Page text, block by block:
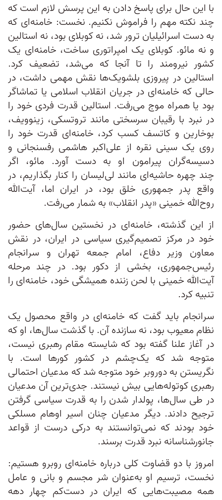
با این حال برای پاسخ دادن به این پرسش لازم است که
چند نکته مهم را فراموش نکنیم. نخست: خامنه‌ای که
به دست اسرائیلیان ترور شد، نه کوبلای بود، نه استالین
و نه مائو. کوبلای یک امپراتوری ساخت، خامنه‌ای یک
کشور نیرومند را تا آنجا که می‌شد، تضعیف کرد.
استالین در پیروزی بلشویک‌ها نقش مهمی داشت، در
حالی که خامنه‌ای در جریان انقلاب اسلامی یا تماشاگر
بود یا همراه موج می‌رفت. استالین قدرت فردی خود را
در نبرد با رقیبان سرسختی مانند تروتسکی، زینوویف،
بوخارین و کاتسف کسب کرد، خامنه‌ای قدرت خود را
روی یک سینی نقره از علی‌اکبر هاشمی رفسنجانی و
دسیسه‌گران پیرامون او به دست آورد. مائو، اگر
چند چهره حاشیه‌ای مانند لی‌لیسان را کنار بگذاریم، در
واقع پدر جمهوری خلق بود، در ایران اما، آیت‌الله
روح‌الله خمینی «پدر انقلاب» به شمار می‌رفت.
از این گذشته، خامنه‌ای در نخستین سال‌های حضور
خود در مرکز تصمیم‌گیری سیاسی در ایران، در نقش
معاون وزیر دفاع، امام جمعه تهران و سرانجام
رئیس‌جمهوری، بخشی از دکور بود. در چند مرحله
آیت‌الله خمینی با لحن زننده همیشگی خود، خامنه‌ای را
تنبیه کرد.
سرانجام باید گفت که خامنه‌ای در واقع محصول یک
نظام معیوب بود، نه سازنده آن. با گذشت سال‌ها، او که
در آغاز علنا گفته بود که شایسته مقام رهبری نیست،
متوجه شد که یک‌چشم در کشور کورها است. با
نگریستن به دوروبر خود متوجه شد که مدعیان احتمالی
رهبری کوتوله‌هایی بیش نیستند. جدی‌ترین آن مدعیان
در طی سال‌ها، پولدار شدن را به قدرت سیاسی گرفتن
ترجیح دادند. دیگر مدعیان چنان اسیر اوهام مسلکی
خود بودند که نمی‌توانستند به درکی درست از قواعد
جانورشناسانه نبرد قدرت برسند.
امروز با دو قضاوت کلی درباره خامنه‌ای روبرو هستیم:
نخست، ترسیم او به‌عنوان شر مجسم و بانی و عامل
همه مصیبت‌هایی که ایران در دست‌کم چهار دهه